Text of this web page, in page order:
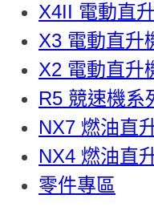
X4II 電動直
X3 電動直升
X2 電動直升
R5 競速機系
NX7 燃油直
NX4 燃油直
零件專區